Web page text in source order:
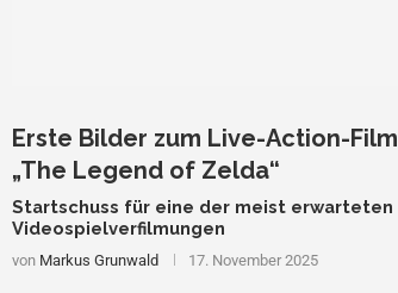
Erste Bilder zum Live-Action-Film
„The Legend of Zelda“
Startschuss für eine der meist erwarteten
Videospielverfilmungen
von Markus Grunwald 17. November 2025